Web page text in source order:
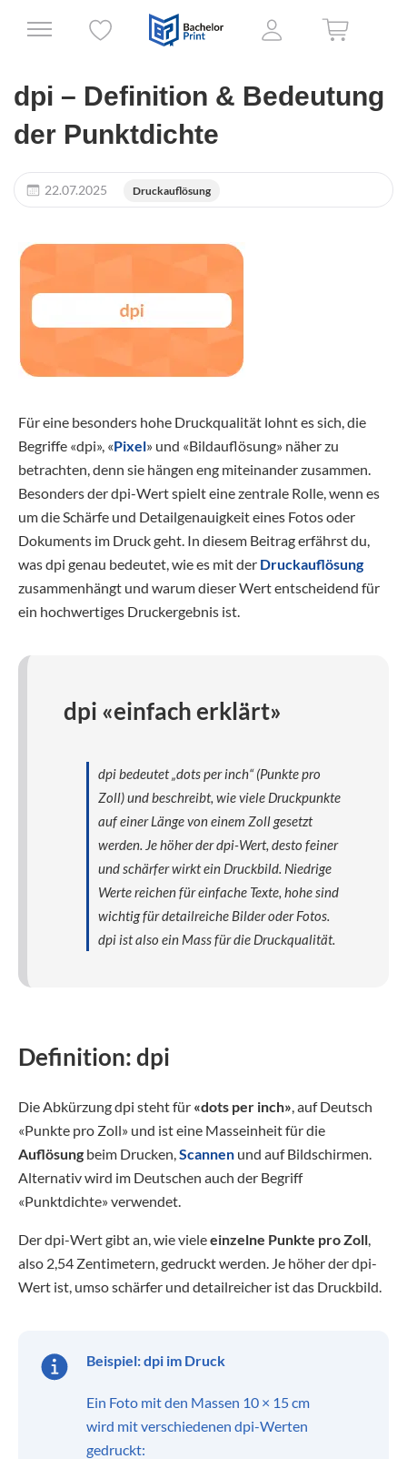
dpi – Definition & Bedeutung
der Punktdichte
22.07.2025 Druckauflösung
Für eine besonders hohe Druckqualität lohnt es sich, die
Begriffe «dpi», «Pixel» und «Bildauflösung» näher zu
betrachten, denn sie hängen eng miteinander zusammen.
Besonders der dpi-Wert spielt eine zentrale Rolle, wenn es
um die Schärfe und Detailgenauigkeit eines Fotos oder
Dokuments im Druck geht. In diesem Beitrag erfährst du,
was dpi genau bedeutet, wie es mit der Druckauflösung
zusammenhängt und warum dieser Wert entscheidend für
ein hochwertiges Druckergebnis ist.
dpi «einfach erklärt»
dpi bedeutet „dots per inch“ (Punkte pro
Zoll) und beschreibt, wie viele Druckpunkte
auf einer Länge von einem Zoll gesetzt
werden. Je höher der dpi-Wert, desto feiner
und schärfer wirkt ein Druckbild. Niedrige
Werte reichen für einfache Texte, hohe sind
wichtig für detailreiche Bilder oder Fotos.
dpi ist also ein Mass für die Druckqualität.
Definition: dpi
Die Abkürzung dpi steht für «dots per inch», auf Deutsch
«Punkte pro Zoll» und ist eine Masseinheit für die
Auflösung beim Drucken,Scannen und auf Bildschirmen.
Alternativ wird im Deutschen auch der Begriff
«Punktdichte» verwendet.
Der dpi-Wert gibt an, wie vieleeinzelne Punkte pro Zoll,
also 2,54 Zentimetern, gedruckt werden. Je höher der dpi-
Wert ist, umso schärfer und detailreicher ist das Druckbild.
Beispiel: dpi im Druck
Ein Foto mit den Massen 10 × 15 cm
wird mit verschiedenen dpi-Werten
gedruckt: